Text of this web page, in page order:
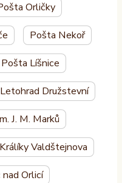
Orličky
Pošta Nekoř
Pošta Líšnice
Družstevní
J. M. Marků
Valdštejnova
Orlicí